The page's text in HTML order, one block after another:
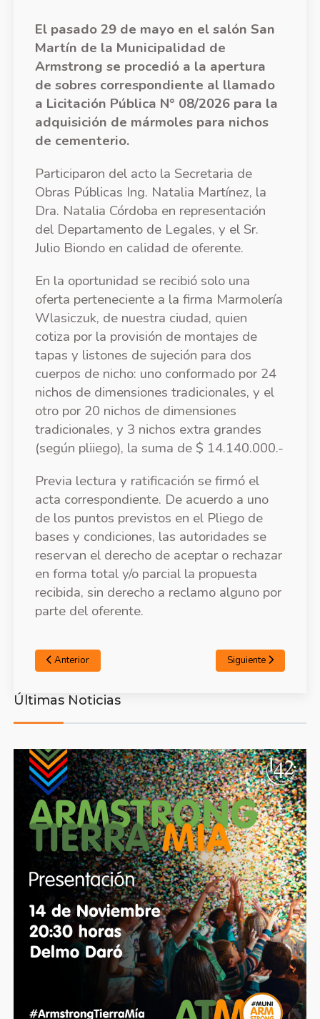
El pasado 29 de mayo en el salón San
Martín de la Municipalidad de
Armstrong se procedió a la apertura
de sobres correspondiente al llamado
a Licitación Pública N° 08/2026 para la
adquisición de mármoles para nichos
de cementerio.
Participaron del acto la Secretaria de
Obras Públicas Ing. Natalia Martínez, la
Dra. Natalia Córdoba en representación
del Departamento de Legales, y el Sr.
Julio Biondo en calidad de oferente.
En la oportunidad se recibió solo una
oferta perteneciente a la firma Marmolería
Wlasiczuk, de nuestra ciudad, quien
cotiza por la provisión de montajes de
tapas y listones de sujeción para dos
cuerpos de nicho: uno conformado por 24
nichos de dimensiones tradicionales, y el
otro por 20 nichos de dimensiones
tradicionales, y 3 nichos extra grandes
(según pliiego), la suma de $ 14.140.000.-
Previa lectura y ratificación se firmó el
acta correspondiente. De acuerdo a uno
de los puntos previstos en el Pliego de
bases y condiciones, las autoridades se
reservan el derecho de aceptar o rechazar
en forma total y/o parcial la propuesta
recibida, sin derecho a reclamo alguno por
parte del oferente.
Anterior Siguiente
Últimas Noticias